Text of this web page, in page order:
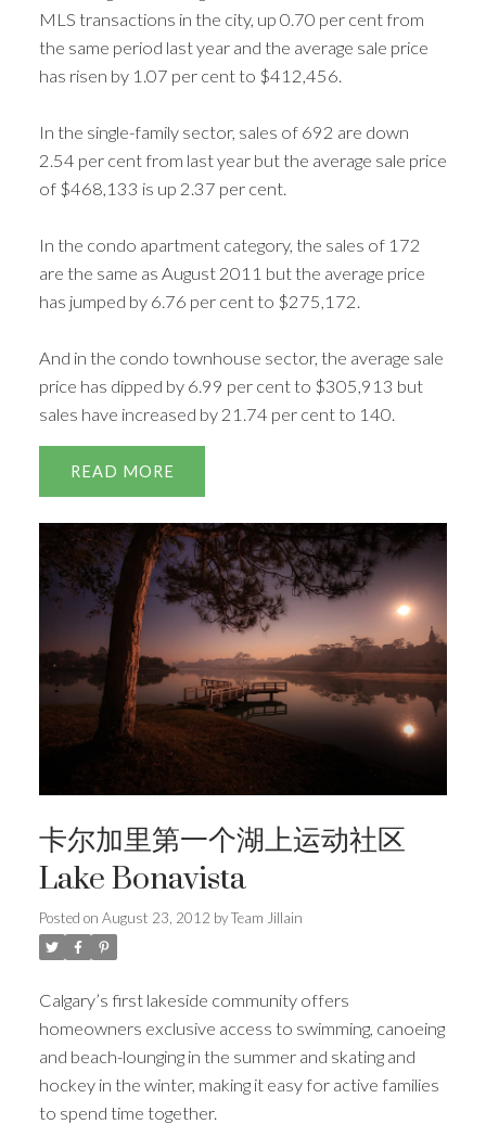
MLS transactions in the city, up 0.70 per cent from
the same period last year and the average sale price
has risen by 1.07 per cent to $412,456.
In the single-family sector, sales of 692 are down
2.54 per cent from last year but the average sale price
of $468,133 is up 2.37 per cent.
In the condo apartment category, the sales of 172
are the same as August 2011 but the average price
has jumped by 6.76 per cent to $275,172.
And in the condo townhouse sector, the average sale
price has dipped by 6.99 per cent to $305,913 but
sales have increased by 21.74 per cent to 140.
READ
卡尔加里第一个湖上运动社区
Lake Bonavista
Posted on August 23, 2012 byTeam Jillain
Calgary’s first lakeside community offers
homeowners exclusive access to swimming, canoeing
and beach-lounging in the summer and skating and
hockey in the winter, making it easy for active families
to spend time together.